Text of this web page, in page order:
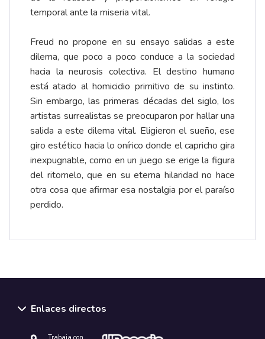
temporal ante la miseria vital.
Freud no propone en su ensayo salidas a este
dilema, que poco a poco conduce a la sociedad
hacia la neurosis colectiva. El destino humano
está atado al homicidio primitivo de su instinto.
Sin embargo, las primeras décadas del siglo, los
artistas surrealistas se preocuparon por hallar una
salida a este dilema vital. Eligieron el sueño, ese
giro estético hacia lo onírico donde el capricho gira
inexpugnable, como en un juego se erige la figura
del ritornelo, que en su eterna hilaridad no hace
otra cosa que afirmar esa nostalgia por el paraíso
perdido.
Enlaces directos